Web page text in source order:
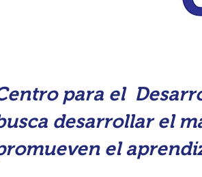
para el
desarrollar el
el